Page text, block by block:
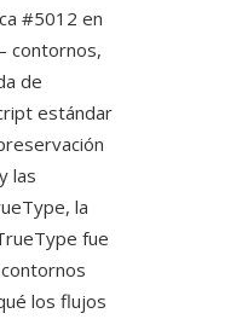
#5012 en
contornos,
de
estándar
las
la
fue
los flujos